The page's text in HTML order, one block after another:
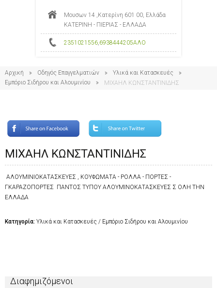
Μουσων 14 ,Κατερίνη 601 00, Ελλάδα
ΚΑΤΕΡΙΝΗ - ΠΙΕΡΙΑΣ - ΕΛΛΑΔΑ
2351021556,6938444205ΑΛΟ
Αρχική Οδηγός Επαγγελματιών
Υλικά και Κατασκευές
Εμπόριο Σιδήρου και Αλουμινίου
ΜΙΧΑΗΛ ΚΩΝΣΤΑΝΤΙΝΙΔΗΣ
ΜΙΧΑΗΛ ΚΩΝΣΤΑΝΤΙΝΙΔΗΣ
ΑΛΟΥΜΙΝΙΟΚΑΤΑΣΚΕΥΕΣ , ΚΟΥΦΩΜΑΤΑ - ΡΟΛΛΑ - ΠΟΡΤΕΣ -
ΓΚΑΡΑΖΟΠΟΡΤΕΣ ΠΑΝΤΟΣ ΤΥΠΟΥ ΑΛΟΥΜΙΝΟΚΑΤΑΣΚΕΥΕΣ Σ ΟΛΗ ΤΗΝ
ΕΛΛΑΔΑ
Κατηγορία: Υλικά και Κατασκευές / Εμπόριο Σιδήρου και Αλουμινίου
Διαφημιζόμενοι